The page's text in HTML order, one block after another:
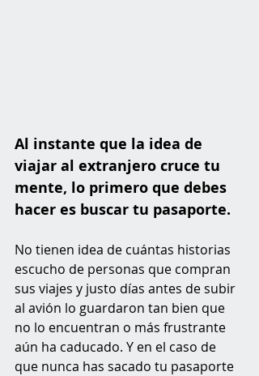
Al instante que la idea de
viajar al extranjero cruce tu
mente, lo primero que debes
hacer es buscar tu pasaporte.
No tienen idea de cuántas historias
escucho de personas que compran
sus viajes y justo días antes de subir
al avión lo guardaron tan bien que
no lo encuentran o más frustrante
aún ha caducado. Y en el caso de
que nunca has sacado tu pasaporte